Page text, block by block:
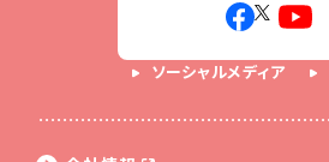
ソーシャルメディア